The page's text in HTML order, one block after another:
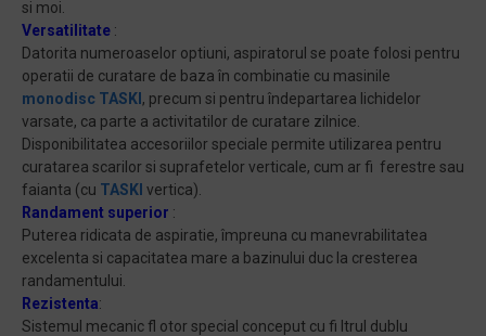
si moi.
Versatilitate :
Datorita numeroaselor optiuni, aspiratorul se poate folosi pentru
operatii de curatare de baza în combinatie cu masinile
monodisc TASKI , precum si pentru îndepartarea lichidelor
varsate, ca parte a activitatilor de curatare zilnice.
Disponibilitatea accesoriilor speciale permite utilizarea pentru
curatarea scarilor si suprafetelor verticale, cum ar fi ferestre sau
faianta (cu TASKI vertica).
Randament superior :
Puterea ridicata de aspiratie, împreuna cu manevrabilitatea
excelenta si capacitatea mare a bazinului duc la cresterea
randamentului.
Rezistenta:
Sistemul mecanic fl otor special conceput cu fi ltrul dublu